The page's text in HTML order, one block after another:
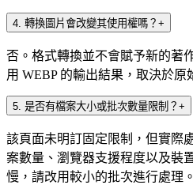
4. 轉換圖片會改變其使用權嗎？ +
否。格式轉換並不會賦予新的著
用 WEBP 的輸出結果，取決於原
5. 是否有檔案大小或批次數量限制？ +
該頁面未明訂固定限制，但實際
案數量、瀏覽器支援程度以及裝
慢，請改用較小的批次進行處理。